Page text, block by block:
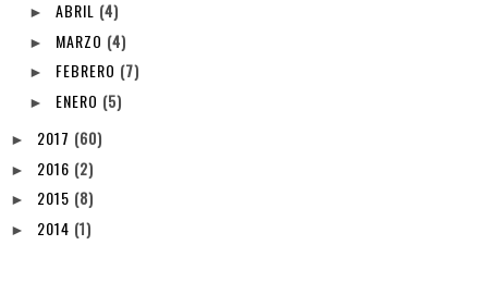
► ABRIL (4)
► MARZO (4)
► FEBRERO (7)
► ENERO (5)
► 2017 (60)
► 2016 (2)
► 2015 (8)
► 2014 (1)